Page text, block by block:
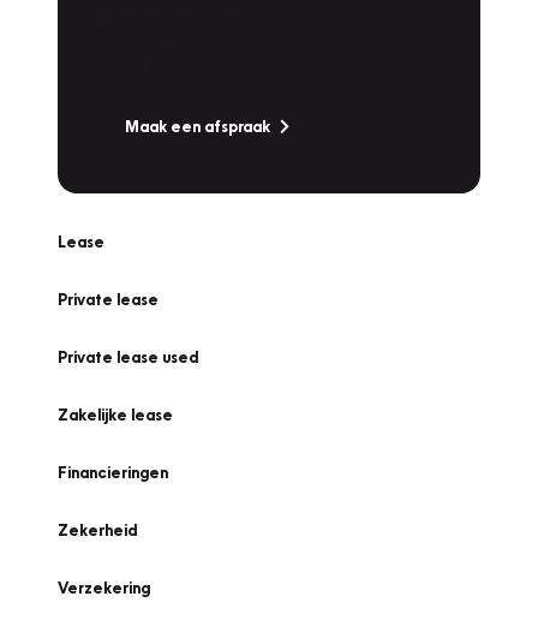
Maak een afspraak
Lease
Private lease
Private lease used
Zakelijke lease
Financieringen
Zekerheid
Verzekering